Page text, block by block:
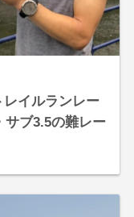
レイルランレー
サブ3.5の難レー